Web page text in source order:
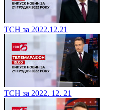
ТСН за 2022.12.21
ТСН за 2022. 12. 21